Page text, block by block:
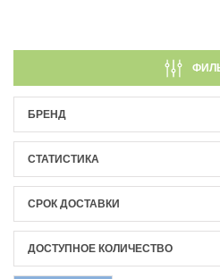
БРЕНД
СТАТИСТИКА
СРОК ДОСТАВКИ
ДОСТУПНОЕ КОЛИЧЕСТВО